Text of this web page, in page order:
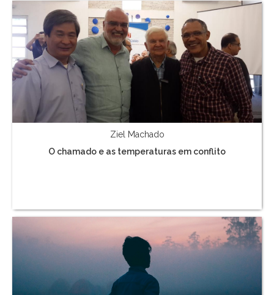
Ziel Machado
O chamado e as temperaturas em conflito